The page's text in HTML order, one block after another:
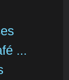
...